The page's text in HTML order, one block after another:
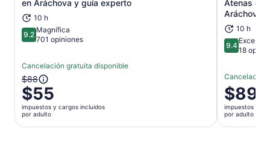
en Aráchova y guía experto
10 h
9.29.2 de 10
Magnífica
701 opiniones
Cancelación gratuita disponible
El
precio
anterior
era
$88
$88
$55
impuestos y cargos incluidos
por adulto
Atenas
Aráchova
10 h
9.49.4 de 10
18
Cancelación
El
precio
es
de
$89
impuestos y
por adulto